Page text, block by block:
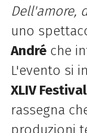
Dell'amore,
uno
Andréche
L'evento si
XLIV
rassegna
produzioni